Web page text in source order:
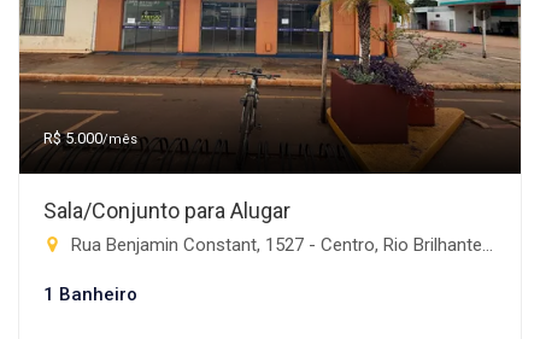
R$ 5.000/mês
Sala/Conjunto para Alugar
Rua Benjamin Constant, 1527 - Centro, Rio Brilhante-MS
1 Banheiro